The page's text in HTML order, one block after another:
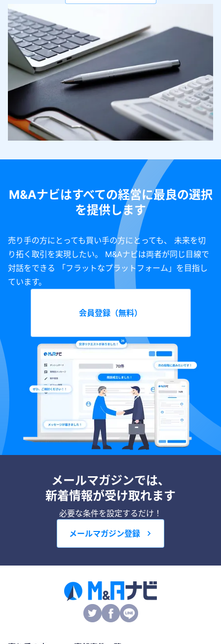
M&Aナビはすべての経営に最良の選択
を提供します
売り手の方にとっても買い手の方にとっても、 未来を切
り拓く取引を実現したい。 M&Aナビは両者が同じ目線で
対話をできる 「フラットなプラットフォーム」を目指し
ています。
会員登録（無料）
メールマガジンでは、
新着情報が受け取れます
必要な条件を設定するだけ！
メールマガジン登録